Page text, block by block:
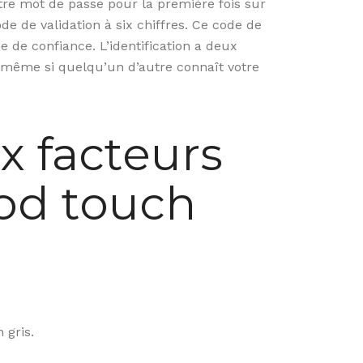
mot de passe pour la première fois sur
de validation à six chiffres. Ce code de
de confiance. L’identification a deux
si quelqu’un d’autre connaît votre
facteurs
touch
gris.